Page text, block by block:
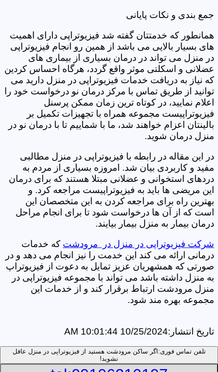
جمع بندی و نکات پایانی
همانطور که خدمتتان گفته شد فیزیوتراپی دارای اهمیت
های بسیار بالایی می باشد از همین رو انجام فیزیوتراپی
در منزل می تواند در درمان بسیاری از بیماری های
عضلانی و اسکلتی موثر واقع گردد، هرگاه احساس کردین
که نیاز به دریافت خدمات فیزیوتراپی در منزل دارید می
توانید از طریق تماس با مرکز درمان نو درخواست خود را
اعلام نمایید، در کوتاه ترین زمان ممکن پرسنل
فیزیوتراپیست مجموعه همراه با تجهیزات تکمیل بر
بالینتان اعزام خواهند شد، ما با شماییم تا با درمان نو در
منزل درمان شوید.
در این مقاله در رابطه با فیزیوتراپی در منزل مطالبی
مفید و کاربردی بیان شد. امروزه بسیاری از مردم به
دردهای استخوانی و عضلانی مبتلا هستند که برای درمان
این مریضی ها باید به فیزیوتراپیست مراجعه کرد. و
بهترین راه برای مراجعه کردن به این متخصصان این
است که از آن ها درخواست شود تا برای انجام مراحل
درمان بیمار به منزل بیمار بیایند.
شرکت فیزیوتراپی در منزل در مرودشت که خدمات
درمانی ارائه می کند این خدمت را نیز انجام می دهد و در
صورتی که همشهریان عزیز تمایل به دعوت از فیزیوتراپ
به منزل داشته باشد می تواند با مجموعه فیزیوتراپی در
منزل مرودشت ارتباط برقرار کند و از خدمات این
مجموعه بهره مند شود.
تاریخ انتشار:10/25/2024 10:01:44 AM
تلفن تماس فوری: اگر ساکن مرودشت هستید از فیزیوتراپی در منزل عافل
نشوید!